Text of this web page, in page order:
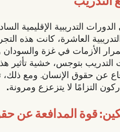
التدريبية الإقليمية
العاشرة، كانت هذه
الأزمات في غزة والسودان
التدريب بتوجس، خشية تأثير
عن حقوق الإنسان. ومع
التزامًا لا يتزعزع ومرونة.
قوة المدافعة عن